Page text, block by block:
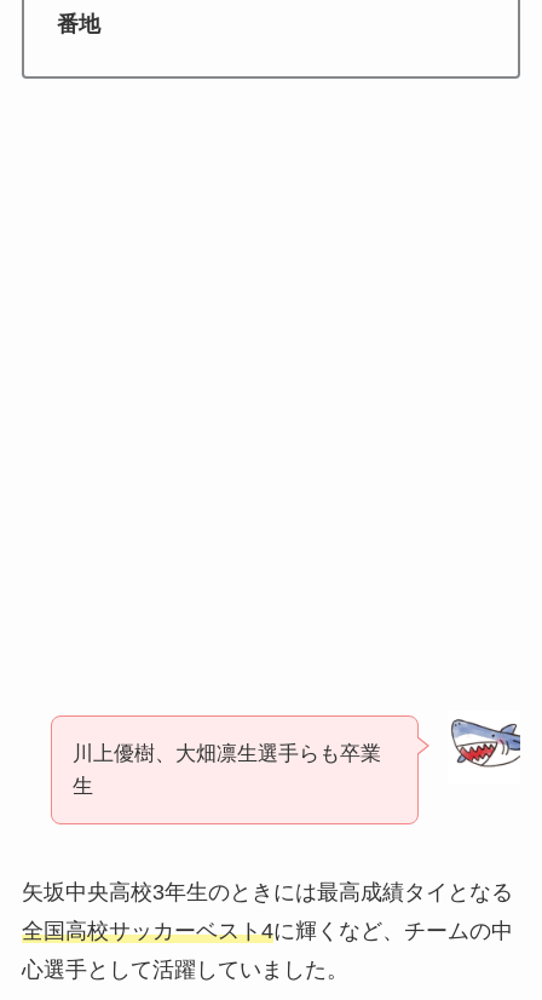
番地
川上優樹、大畑凛生選手らも卒業
生
矢坂中央高校3年生のときには最高成績タイとなる
全国高校サッカーベスト4に輝くなど、チームの中
心選手として活躍していました。